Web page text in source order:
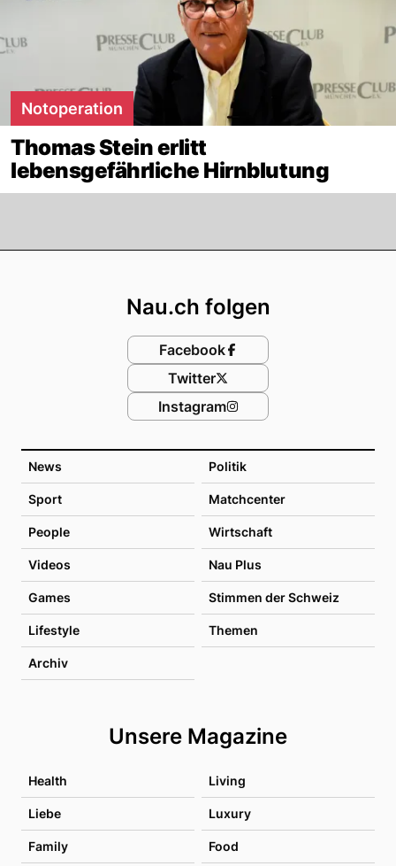
Notoperation
Thomas Stein erlitt
lebensgefährliche Hirnblutung
News Politik
Sport Matchcenter
People Wirtschaft
Videos Nau Plus
Games Stimmen der Schweiz
Lifestyle Themen
Archiv
Unsere Magazine
Health Living
Liebe Luxury
Family Food
Nau.ch folgen
Facebook
Twitter
Instagram